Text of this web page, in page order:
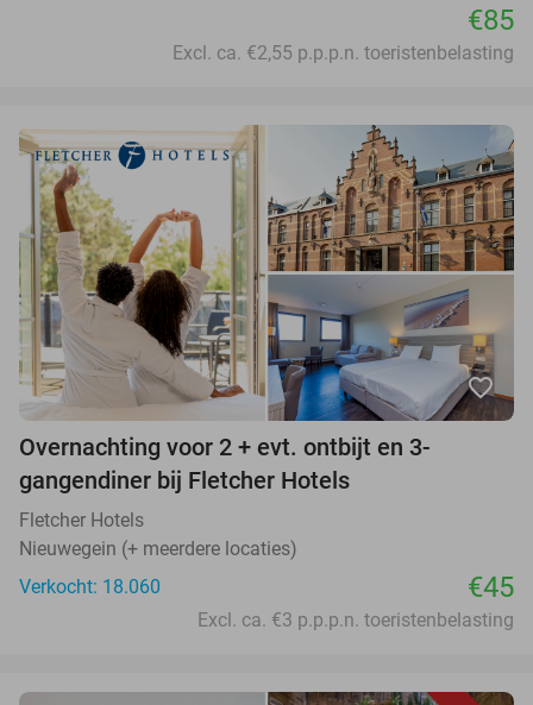
€85
Excl. ca. €2,55 p.p.p.n. toeristenbelasting
favorite_border
Overnachting voor 2 + evt. ontbijt en 3-
gangendiner bij Fletcher Hotels
Fletcher Hotels
Nieuwegein (+ meerdere locaties)
Verkocht: 18.060
€45
Excl. ca. €3 p.p.p.n. toeristenbelasting